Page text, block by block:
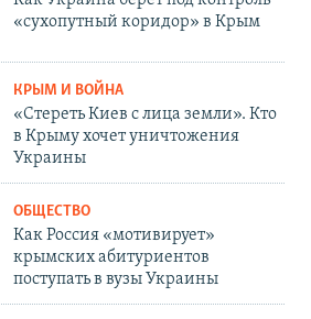
«сухопутный коридор» в Крым
КРЫМ И ВОЙНА
«Стереть Киев с лица земли». Кто
в Крыму хочет уничтожения
Украины
ОБЩЕСТВО
Как Россия «мотивирует»
крымских абитуриентов
поступать в вузы Украины